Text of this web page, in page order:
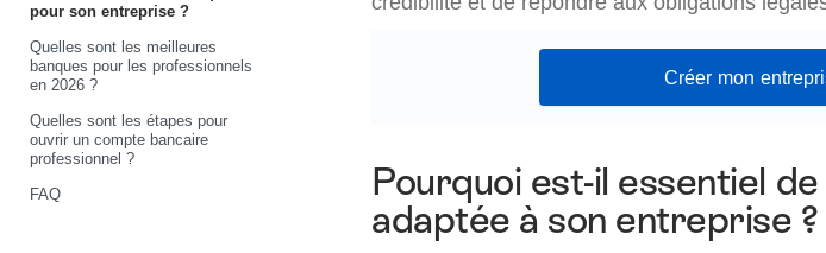
pour son entreprise ?
Quelles sont les meilleures
banques pour les professionnels
en 2026 ?
Quelles sont les étapes pour
ouvrir un compte bancaire
professionnel ?
FAQ
Créer mon
Pourquoi est-il essentiel
adaptée à son entreprise ?